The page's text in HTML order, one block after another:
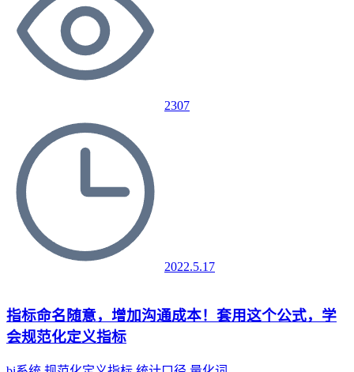
2307
2022.5.17
指标命名随意，增加沟通成本！套用这个公式，学
会规范化定义指标